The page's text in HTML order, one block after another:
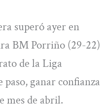
superó ayer en
BM Porriño (29-22)
de la Liga
ganar confianza
mes de abril.